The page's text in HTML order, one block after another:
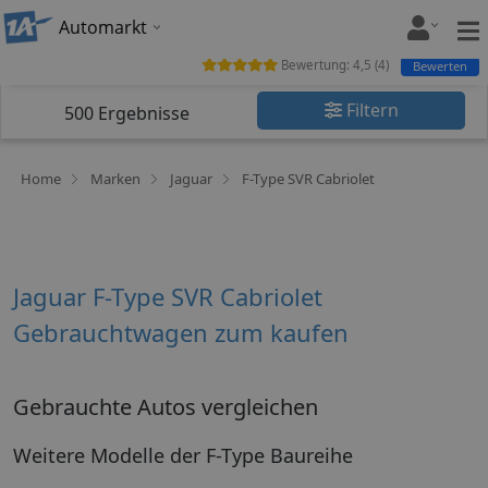
Automarkt
500 Ergebnisse Filtern
Home Marken Jaguar F-Type SVR Cabriolet
Bewertung: 4,5 (4) Bewerten
Jaguar F-Type SVR Cabriolet
Gebrauchtwagen zum kaufen
Gebrauchte Autos vergleichen
Weitere Modelle der F-Type Baureihe